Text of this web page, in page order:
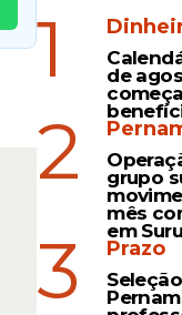
1
de
2
grupo
mês
em
3 Prazo